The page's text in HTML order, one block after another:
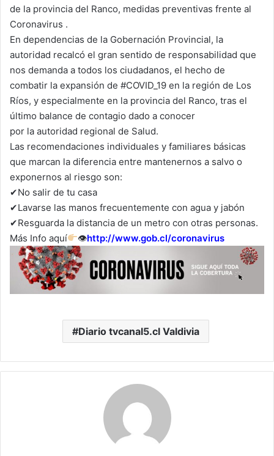
de la provincia del Ranco, medidas preventivas frente al
Coronavirus .
En dependencias de la Gobernación Provincial, la
autoridad recalcó el gran sentido de responsabilidad que
nos demanda a todos los ciudadanos, el hecho de
combatir la expansión de #COVID_19 en la región de Los
Ríos, y especialmente en la provincia del Ranco, tras el
último balance de contagio dado a conocer
por la autoridad regional de Salud.
Las recomendaciones individuales y familiares básicas
que marcan la diferencia entre mantenernos a salvo o
exponernos al riesgo son:
✔No salir de tu casa
✔Lavarse las manos frecuentemente con agua y jabón
✔Resguarda la distancia de un metro con otras personas.
Más Info aquí
👁http://www.gob.cl/coronavirus
Diario tvcanal5.cl Valdivia